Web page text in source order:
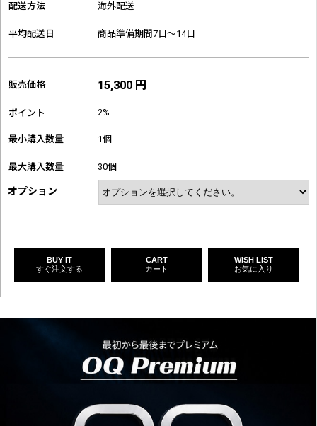
配送方法 海外配送
平均配送日 商品準備期間7日～14日
販売価格 15,300 円
ポイント 2%
最小購入数量 1個
最大購入数量 30個
オプション
BUY IT
すぐ注文する
CART
カート
WISH LIST
お気に入り